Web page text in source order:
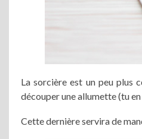
La sorcière est un peu plus
découper une allumette (tu
Cette dernière servira de